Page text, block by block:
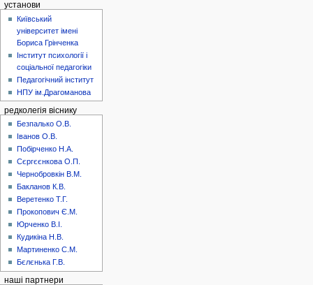
установи
Київський
університет імені
Бориса Грінченка
Інститут психології і
соціальної педагогіки
Педагогічний інститут
НПУ ім.Драгоманова
редколегія віснику
Безпалько О.В.
Іванов О.В.
Побірченко Н.А.
Сєргєєнкова О.П.
Чернобровкін В.М.
Бакланов К.В.
Веретенко Т.Г.
Прокопович Є.М.
Юрченко В.І.
Кудикіна Н.В.
Мартиненко С.М.
Бєлєнька Г.В.
наші партнери